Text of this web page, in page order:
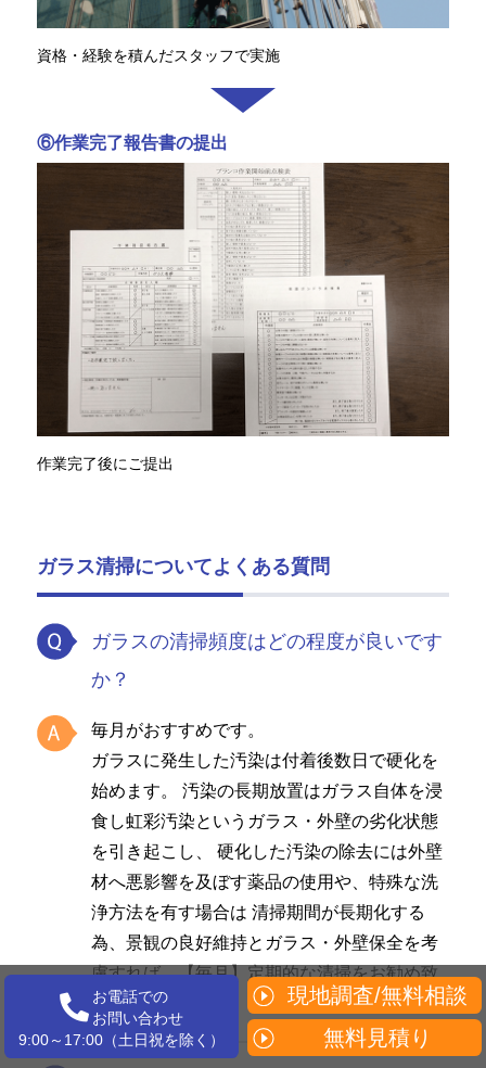
資格・経験を積んだスタッフで実施
⑥作業完了報告書の提出
作業完了後にご提出
ガラス清掃についてよくある質問
ガラスの清掃頻度はどの程度が良いです
か？
毎月がおすすめです。
ガラスに発生した汚染は付着後数日で硬化を
始めます。 汚染の長期放置はガラス自体を浸
食し虹彩汚染というガラス・外壁の劣化状態
を引き起こし、 硬化した汚染の除去には外壁
材へ悪影響を及ぼす薬品の使用や、特殊な洗
浄方法を有す場合は 清掃期間が長期化する
為、景観の良好維持とガラス・外壁保全を考
慮すれば、【毎月】定期的な清掃をお勧め致
します。
お電話での
お問い合わせ
9:00～17:00（土日祝を除く）
現地調査/無料相談
無料見積り